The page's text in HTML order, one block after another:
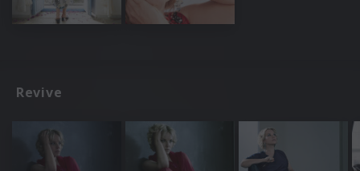
Revive